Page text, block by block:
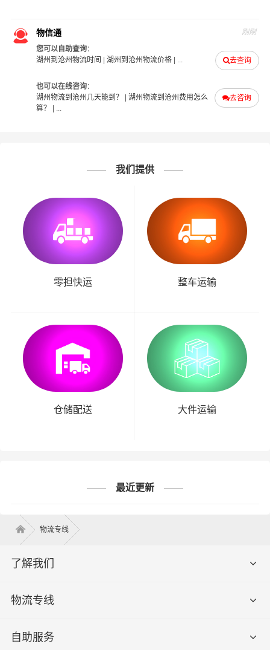
物信通 刚刚
去查询
您可以自助查询：
湖州到沧州物流时间
湖州到沧州物流价格| ...
去咨询
也可以在线咨询：
湖州物流到沧州几天能到？
湖州物流到沧州费用怎么
算？
| ...
我们提供
零担快运 整车运输
仓储配送 大件运输
最近更新
物流专线
了解我们
物流专线
自助服务